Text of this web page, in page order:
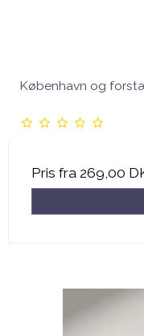
København og
Pris fra 269,00